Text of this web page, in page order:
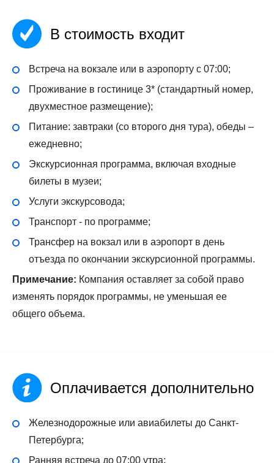
В стоимость входит
Встреча на вокзале или в аэропорту с 07:00;
Проживание в гостинице 3* (стандартный номер,
двухместное размещение);
Питание: завтраки (со второго дня тура), обеды –
ежедневно;
Экскурсионная программа, включая входные
билеты в музеи;
Услуги экскурсовода;
Транспорт - по программе;
Трансфер на вокзал или в аэропорт в день
отъезда по окончании экскурсионной программы.
Примечание: Компания оставляет за собой право
изменять порядок программы, не уменьшая ее
общего объема.
Оплачивается дополнительно
Железнодорожные или авиабилеты до Санкт-
Петербурга;
Ранняя встреча до 07:00 утра;